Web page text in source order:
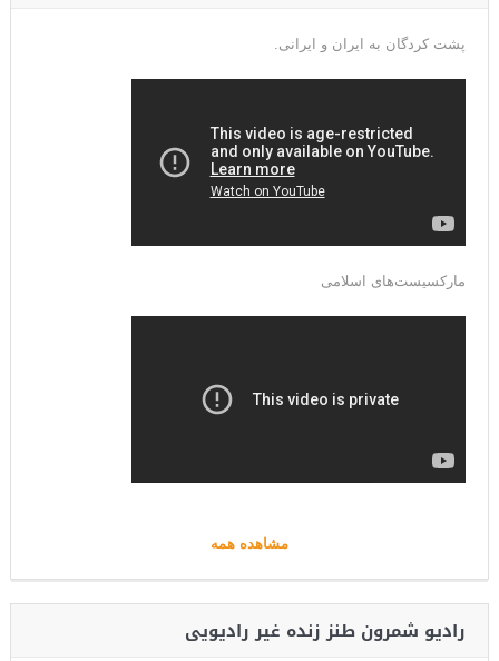
پشت کردگان به ایران و ایرانی.
مارکسیست‌های اسلامی
مشاهده همه
رادیو شمرون طنز زنده غیر رادیویی